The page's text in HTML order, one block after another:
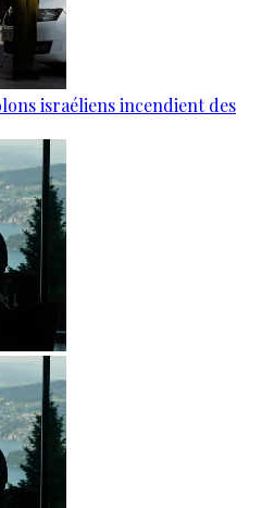
israéliens incendient des